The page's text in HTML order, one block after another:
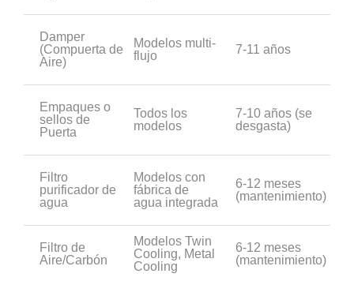
Damper
(Compuerta de
Aire)
Modelos multi-
flujo
7-11 años
Empaques o
sellos de
Puerta
Todos los
modelos
7-10 años (se
desgasta)
Filtro
purificador de
agua
Modelos con
fábrica de
agua integrada
6-12 meses
(mantenimiento)
Filtro de
Aire/Carbón
Modelos Twin
Cooling, Metal
Cooling
6-12 meses
(mantenimiento)